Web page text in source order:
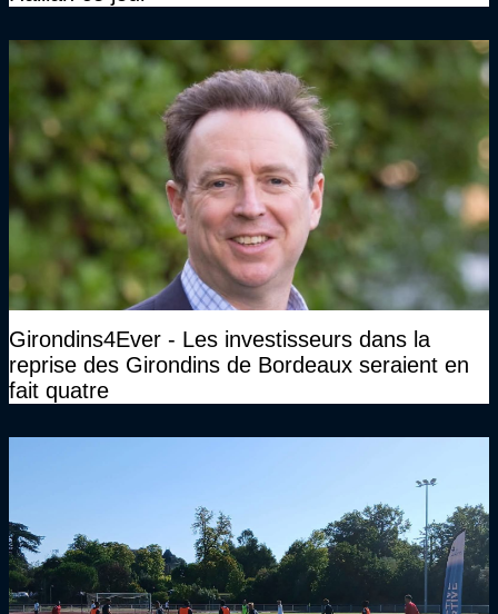
Girondins4Ever - Les investisseurs dans la
reprise des Girondins de Bordeaux seraient en
fait quatre